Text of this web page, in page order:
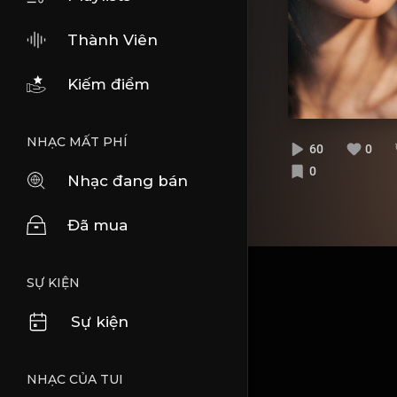
Thành Viên
Kiếm điểm
NHẠC MẤT PHÍ
Nhạc đang bán
Đã mua
SỰ KIỆN
Sự kiện
NHẠC CỦA TUI
60
0
0